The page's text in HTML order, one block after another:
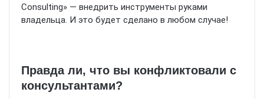
Consulting» — внедрить инструменты руками
владельца. И это будет сделано в любом случае!
Правда ли, что вы конфликтовали с
консультантами?